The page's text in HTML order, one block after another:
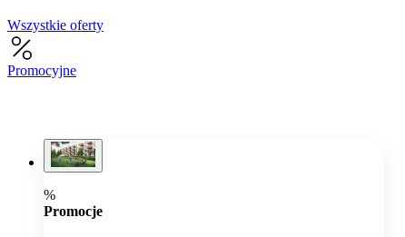
Wszystkie oferty
Promocyjne
%
Promocje